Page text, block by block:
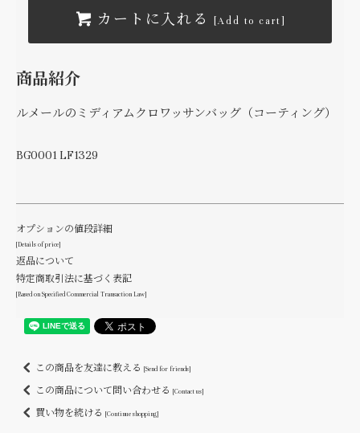
カートに入れる [Add to cart]
商品紹介
ルメールのミディアムクロワッサンバッグ（コーティング）
BG0001 LF1329
オプションの値段詳細
[Details of price]
返品について
特定商取引法に基づく表記
[Based on Specified Commercial Transaction Law]
この商品を友達に教える [Send for friends]
この商品について問い合わせる [Contact us]
買い物を続ける [Continue shopping]